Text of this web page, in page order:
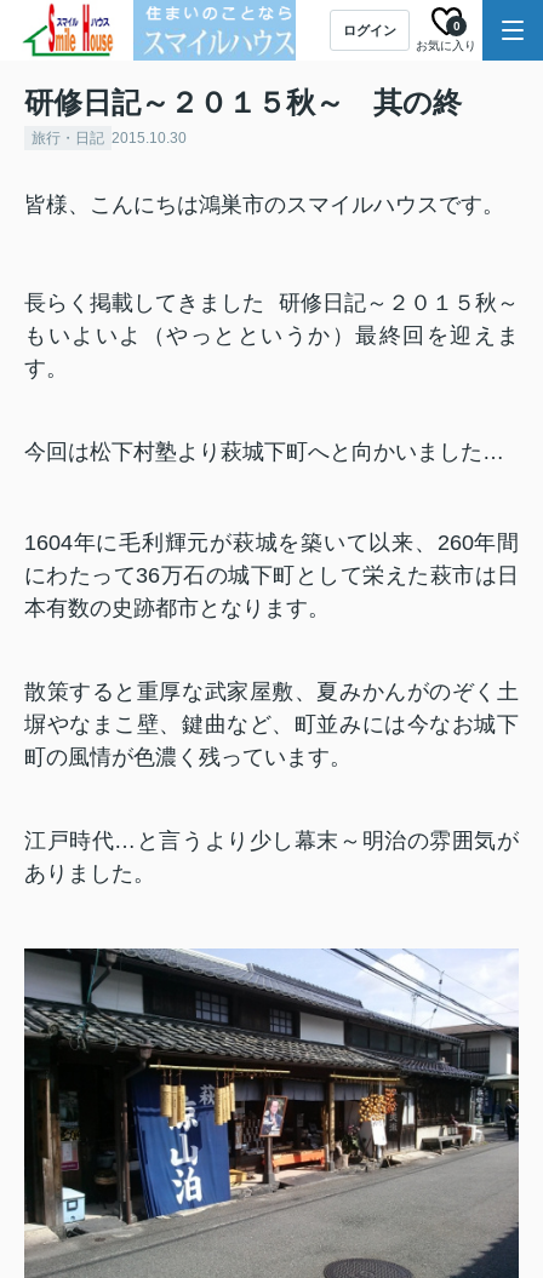
ログイン
お気に入り
0
研修日記～２０１５秋～ 其の終
旅行・日記 2015.10.30
皆様、こんにちは鴻巣市のスマイルハウスです。
長らく掲載してきました
研修日記～２０１５秋～
もいよいよ（やっとというか）最終回を迎えま
す。
今回は松下村塾より萩城下町へと向かいまし た…
1604年に毛利輝元が萩城を築いて以来、260年間
にわたって36万石の城下町として栄えた萩市は日
本有数の史跡都市となります。
散策すると重厚な武家屋敷、夏みかんがのぞく土
塀やなまこ壁、鍵曲など、町並みには今なお城下
町の風情が色濃く残っています。
江戸時代…と言うより少し幕末～明治の雰囲気が
ありました。